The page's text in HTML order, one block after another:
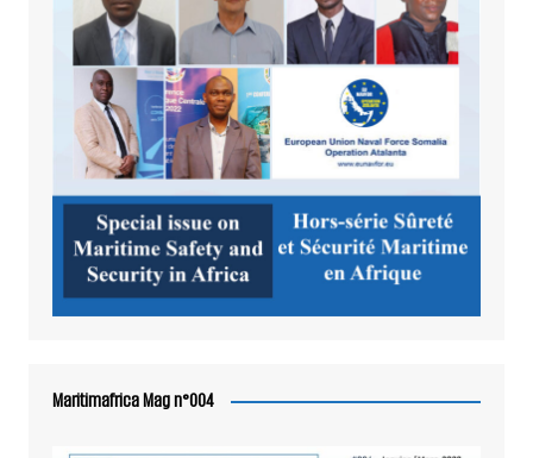
Maritimafrica Mag n°004